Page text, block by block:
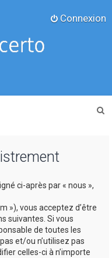
Connexion
ci-après par « nous »,
»), vous acceptez d’être
suivantes. Si vous
de toutes les
et/ou n’utilisez pas
celles-ci à n’importe